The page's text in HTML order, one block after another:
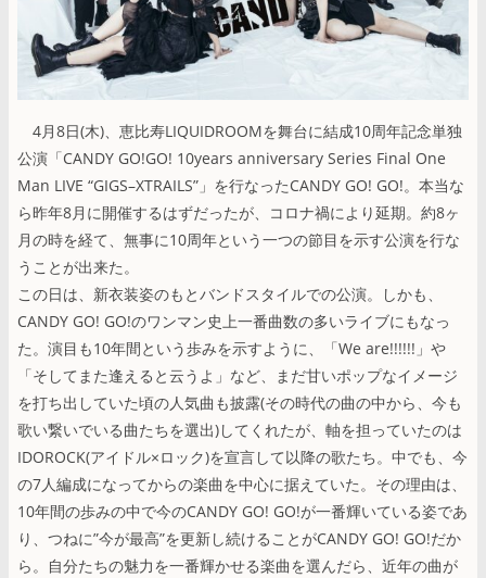
4月8日(木)、恵比寿LIQUIDROOMを舞台に結成10周年記念単独
公演「CANDY GO!GO! 10years anniversary Series Final One
Man LIVE “GIGS–XTRAILS”」を行なったCANDY GO! GO!。本当な
ら昨年8月に開催するはずだったが、コロナ禍により延期。約8ヶ
月の時を経て、無事に10周年という一つの節目を示す公演を行な
うことが出来た。
この日は、新衣装姿のもとバンドスタイルでの公演。しかも、
CANDY GO! GO!のワンマン史上一番曲数の多いライブにもなっ
た。演目も10年間という歩みを示すように、「We are!!!!!!」や
「そしてまた逢えると云うよ」など、まだ甘いポップなイメージ
を打ち出していた頃の人気曲も披露(その時代の曲の中から、今も
歌い繋いでいる曲たちを選出)してくれたが、軸を担っていたのは
IDOROCK(アイドル×ロック)を宣言して以降の歌たち。中でも、今
の7人編成になってからの楽曲を中心に据えていた。その理由は、
10年間の歩みの中で今のCANDY GO! GO!が一番輝いている姿であ
り、つねに”今が最高”を更新し続けることがCANDY GO! GO!だか
ら。自分たちの魅力を一番輝かせる楽曲を選んだら、近年の曲が